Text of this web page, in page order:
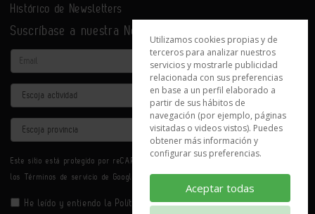
Histórico de Newsletters
Suscríbase a nuestra Newsletter
Email
Actividad
Provincia
Este sitio está protegido por reCAPTCHA y se aplican la
los Términos de servicio de Google.
He leído y entiendo la Política de Privacidad
Utilizamos cookies propias y de
terceros para analizar nuestros
servicios y mostrarle publicidad
relacionada con sus preferencias
en base a un perfil elaborado a
partir de sus hábitos de
navegación (por ejemplo, páginas
visitadas o videos vistos). Puedes
obtener más información y
configurar sus preferencias.
Aceptar todas